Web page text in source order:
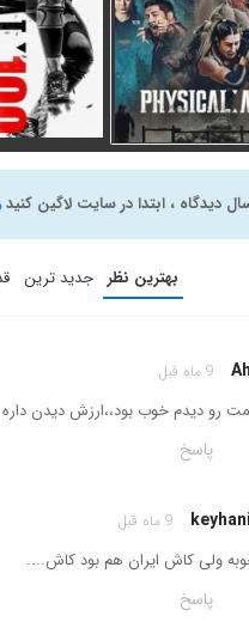
Physical:
100
برنامه
دیدگاه ، ابتدا در سایت لاگین کنید
بهترین نظر جدید ترین
9 ماه قبل
رو دیدم خوب بود،،ارزش دیدن داره
پاسخ
9 ماه قبل
پاسخ